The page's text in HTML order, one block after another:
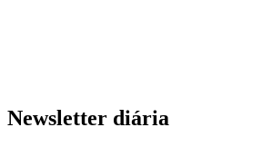
Newsletter diária